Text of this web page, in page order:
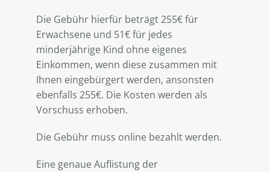
Die Gebühr hierfür beträgt 255€ für
Erwachsene und 51€ für jedes
minderjährige Kind ohne eigenes
Einkommen, wenn diese zusammen mit
Ihnen eingebürgert werden, ansonsten
ebenfalls 255€. Die Kosten werden als
Vorschuss erhoben.
Die Gebühr muss online bezahlt werden.
Eine genaue Auflistung der